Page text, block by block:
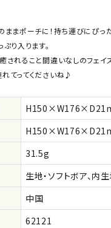
ままポーチに！持ち運びにぴっ
り入ります。
されること間違いなしのフェイ
てってくださいね♪
31.5g
生地・ソフトボア、内生
中国
62121